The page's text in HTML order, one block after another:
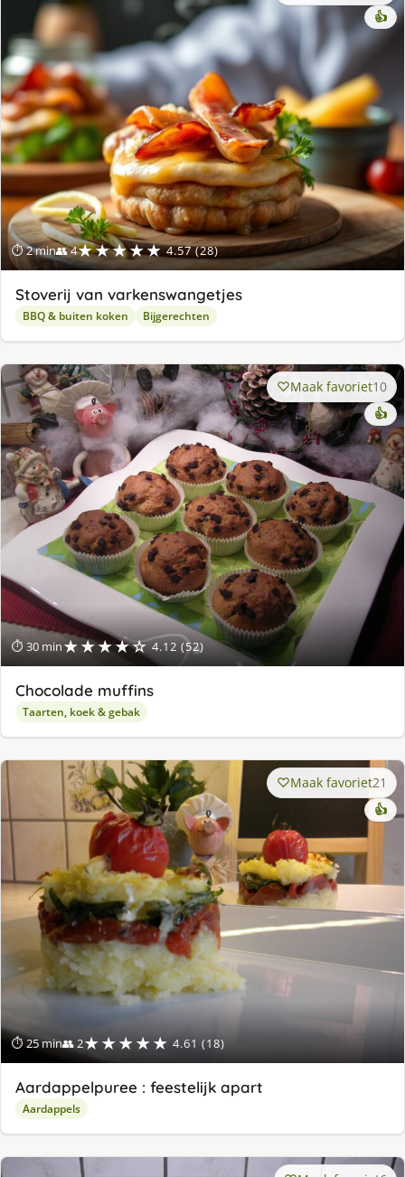
⏱ 2 min👥 4★★★★★ 4.57 (28)
👍
Stoverij van varkenswangetjes
BBQ & buiten koken Bijgerechten
⏱ 30 min★★★★☆ 4.12 (52)
Maak favoriet10
👍
Chocolade muffins
Taarten, koek & gebak
⏱ 25 min👥 2★★★★★ 4.61 (18)
Maak favoriet21
👍
Aardappelpuree : feestelijk apart
Aardappels